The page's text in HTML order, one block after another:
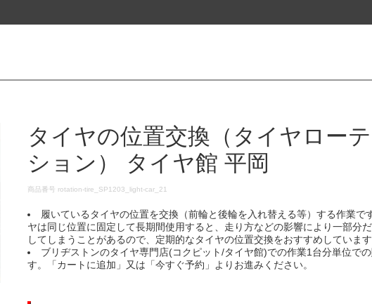
タイヤの位置交換（タイヤロー
ション） タイヤ館 平岡
DETAILS
商品番号 rotation-tire_SP1203_light-car_21
履いているタイヤの位置を交換（前輪と後輪を入れ替える等）する作業で
ヤは同じ位置に固定して長期間使用すると、走り方などの影響により一部分
してしまうことがあるので、定期的なタイヤの位置交換をおすすめしています
ブリヂストンのタイヤ専門店(コクピット/タイヤ館)での作業1台分単位で
す。「カートに追加」又は「今すぐ予約」よりお進みください。